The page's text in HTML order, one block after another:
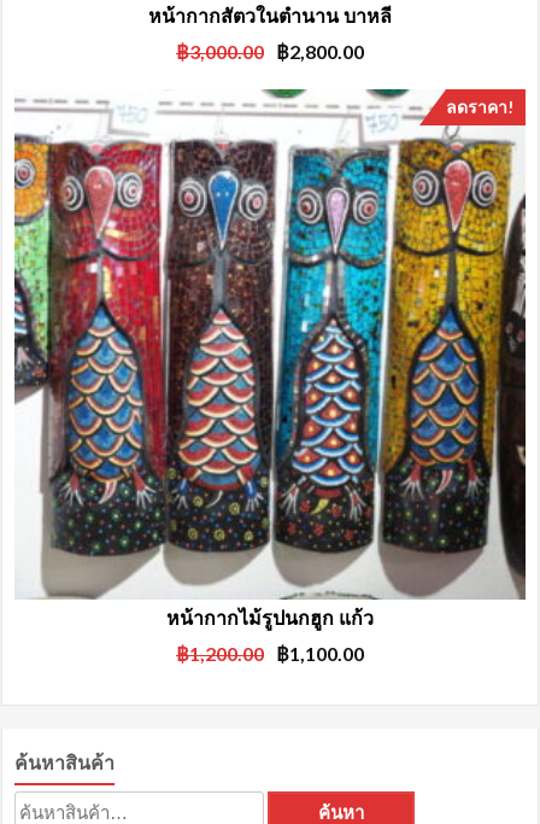
หน้ากากสัตวในตำนาน บาหลี
฿3,000.00
Original
was:
฿3,000.00.
฿2,800.00
is:
฿2,800.00.
ลดราคา!
หน้ากากไม้รูปนกฮูก แก้ว
฿1,200.00
Original
฿1,100.00
ค้นหาสินค้า
ค้นหา: ค้นหา